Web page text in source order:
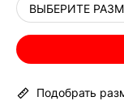
ВЫБЕРИТЕ
Подобрать